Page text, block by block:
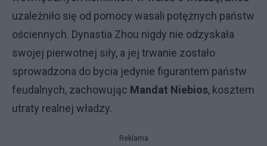
uzależniło się od pomocy wasali potężnych państw
ościennych. Dynastia Zhou nigdy nie odzyskała
swojej pierwotnej siły, a jej trwanie zostało
sprowadzona do bycia jedynie figurantem państw
feudalnych, zachowując Mandat Niebios, kosztem
utraty realnej władzy.
Reklama